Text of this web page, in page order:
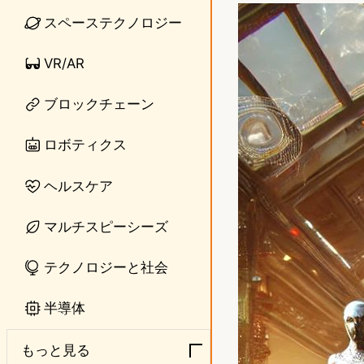
スペーステクノロジー
VR/AR
ブロックチェーン
ロボティクス
ヘルスケア
マルチスピーシーズ
テクノロジーと社会
半導体
もっと見る
n
s
t
d
o
n